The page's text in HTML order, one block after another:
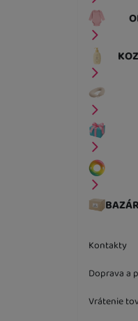
Kontakty
Doprava a
Vrátenie